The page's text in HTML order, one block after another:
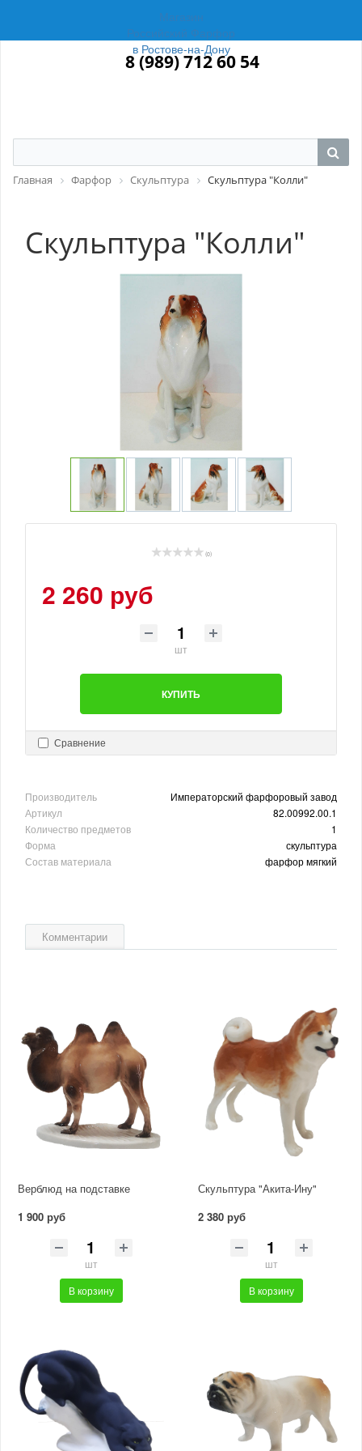
Магазин
Российский Фарфор
в Ростове-на-Дону
8 (989) 712 60 54
Главная Фарфор Скульптура Скульптура "Колли"
Скульптура "Колли"
(0)
2 260 руб
шт
КУПИТЬ
Сравнение
Производитель
Императорский фарфоровый завод
Артикул
82.00992.00.1
Количество предметов
1
Форма
скульптура
Состав материала
фарфор мягкий
Комментарии
Верблюд на подставке
1 900 руб
шт
В корзину
Скульптура "Акита-Ину"
2 380 руб
шт
В корзину